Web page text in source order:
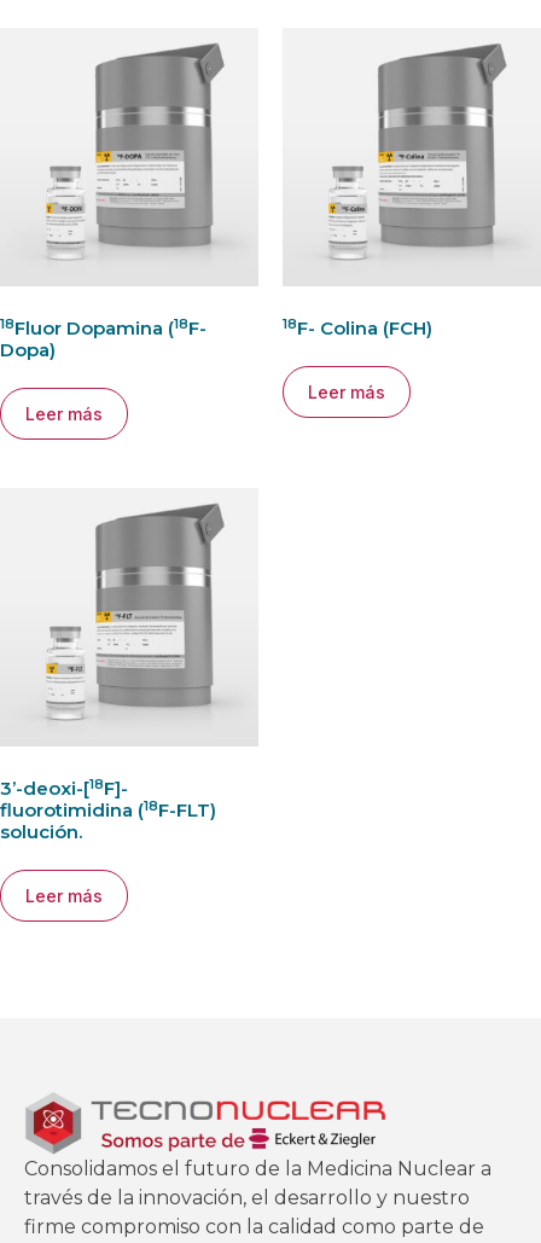
18Fluor Dopamina (18F-
Dopa)
Leer más
18F- Colina (FCH)
Leer más
3’-deoxi-[18F]-
fluorotimidina (18F-FLT)
solución.
Leer más
Consolidamos el futuro de la Medicina Nuclear a
través de la innovación, el desarrollo y nuestro
firme compromiso con la calidad como parte de